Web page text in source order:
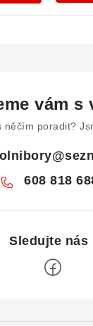
vám s
něčím poradit?
@
608 818